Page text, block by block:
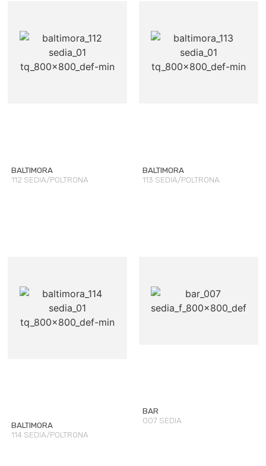
BALTIMORA
112 SEDIA/POLTRONA
BALTIMORA
113 SEDIA/POLTRONA
BALTIMORA
114 SEDIA/POLTRONA
BAR
007 SEDIA